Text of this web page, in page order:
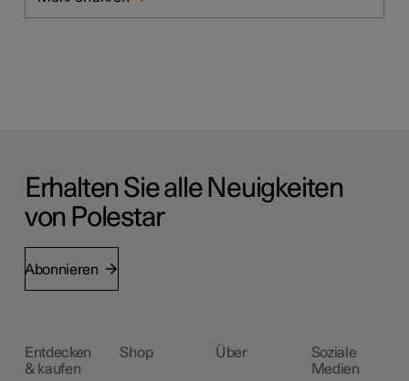
Erhalten Sie alle Neuigkeiten
von Polestar
Abonnieren
Entdecken
& kaufen
Shop Über
Soziale
Medien